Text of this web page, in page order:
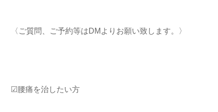
〈ご質問、ご予約等はDMよりお願い致します。〉
☑︎腰痛を治したい方